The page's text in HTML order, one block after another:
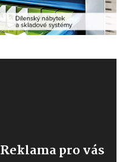
Reklama pro vás